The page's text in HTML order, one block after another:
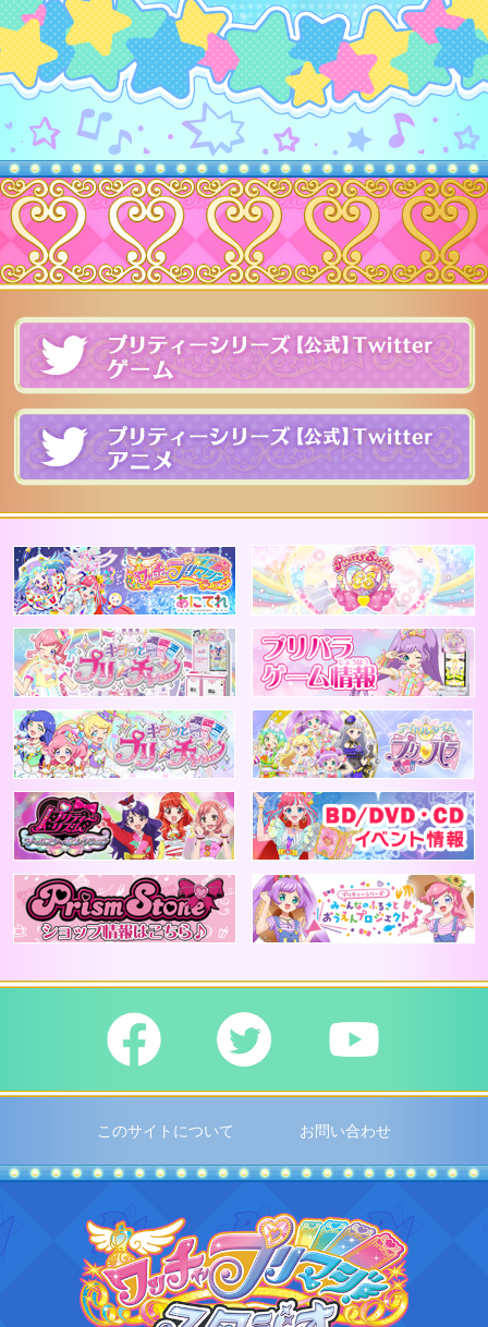
アニメ公式 ワッチャプリマジ！
キラッとプリチャン
アニメプリチャン
プリティーリズム
PrismStone ショップ情報はこちら
このサイトについて お問い合わせ
ワッチャプ
レアリティ
ワッチャ
ブランド
テイスト